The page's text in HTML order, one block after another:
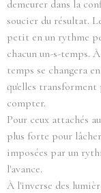
demeurer dans la
soucier du résultat.
petit en un rythme
chacun un-s-temps.
temps se changera
qu'elles transforment
compter.
Pour ceux attachés
plus forte pour
imposées par un
l'avance.
À l'inverse des